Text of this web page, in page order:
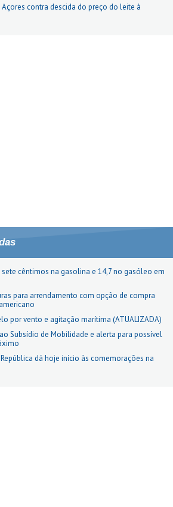
contra descida do preço do leite à
cêntimos na gasolina e 14,7 no gasóleo em
para arrendamento com opção de compra
por vento e agitação marítima (ATUALIZADA)
Subsídio de Mobilidade e alerta para possível
dá hoje início às comemorações na